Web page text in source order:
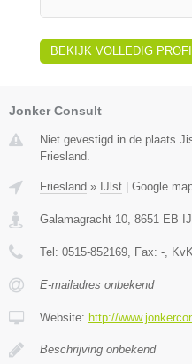
BEKIJK VOLLEDIG
Jonker Consult
Niet gevestigd in de plaats
Friesland.
Friesland » IJlst Google
Galamagracht 10, 8651 EB
Tel: 0515-852169, Fax: -,
E-mailadres onbekend
Website: http://
Beschrijving onbekend